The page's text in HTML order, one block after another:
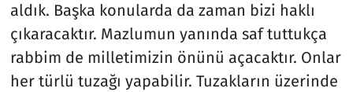
aldık. Başka konularda da zaman bizi haklı
çıkaracaktır. Mazlumun yanında saf tuttukça
rabbim de milletimizin önünü açacaktır. Onlar
her türlü tuzağı yapabilir. Tuzakların üzerinde